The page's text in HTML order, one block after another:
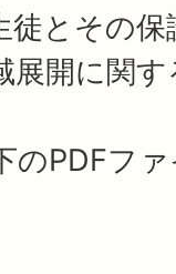
徒とその
展開に関
のPDFフ